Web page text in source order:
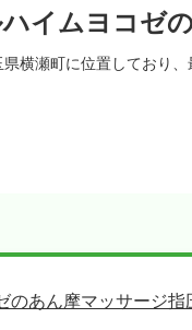
イムヨコゼ
横瀬町に位置しており
あん摩マッサージ指